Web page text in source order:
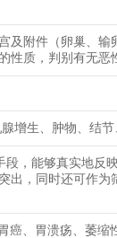
及附件（卵巢、
性质，判别有无恶
增生、肿物、结节
段，能够真实地反
出，同时还可作
癌、胃溃疡、萎缩